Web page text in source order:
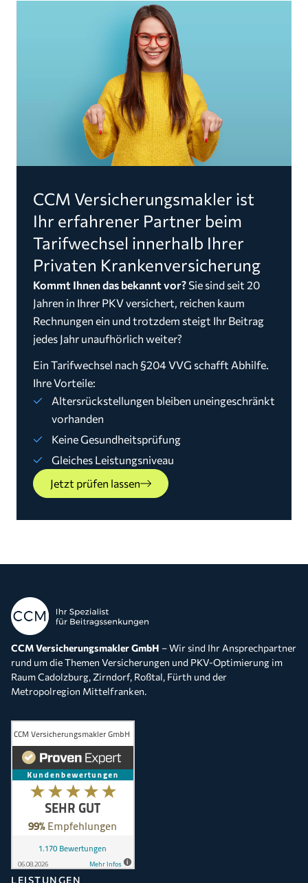
CCM Versicherungsmakler ist
Ihr erfahrener Partner beim
Tarifwechsel innerhalb Ihrer
Privaten Krankenversicherung
Kommt Ihnen das bekannt vor? Sie sind seit 20
Jahren in Ihrer PKV versichert, reichen kaum
Rechnungen ein und trotzdem steigt Ihr Beitrag
jedes Jahr unaufhörlich weiter?
Ein Tarifwechsel nach §204 VVG schafft Abhilfe.
Ihre Vorteile:
Altersrückstellungen bleiben uneingeschränkt
vorhanden
Keine Gesundheitsprüfung
Gleiches Leistungsniveau
Jetzt prüfen lassen
CCM Versicherungsmakler GmbH – Wir sind Ihr Ansprechpartner
rund um die Themen Versicherungen und PKV-Optimierung im
Raum Cadolzburg, Zirndorf, Roßtal, Fürth und der
Metropolregion Mittelfranken.
LEISTUNGEN